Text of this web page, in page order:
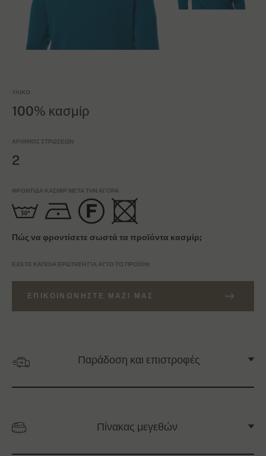
ΥΛΙΚΌ
100% κασμίρ
ΑΡΙΘΜΌΣ ΣΤΡΏΣΕΩΝ
2
ΦΡΟΝΤΊΔΑ ΚΑΣΜΊΡ ΜΕΤΆ ΤΗΝ ΑΓΟΡΆ
Πώς να φροντίσετε σωστά τα προϊόντα κασμίρ;
ΈΧΕΤΕ ΚΆΠΟΙΑ ΕΡΏΤΗΣΗ ΓΙΑ ΑΥΤΌ ΤΟ ΠΡΟΪΌΝ;
ΕΠΙΚΟΙΝΩΝΉΣΤΕ ΜΑΖΊ ΜΑΣ
Παράδοση και επιστροφές
Πίνακας μεγεθών